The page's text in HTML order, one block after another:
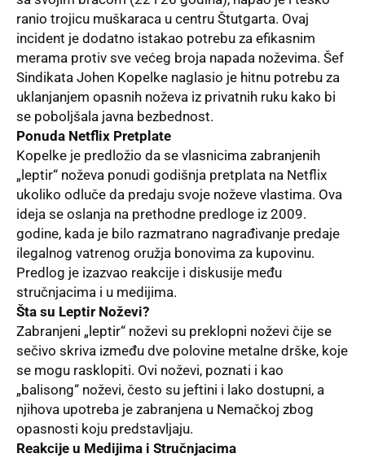
ranio trojicu muškaraca u centru Štutgarta. Ovaj
incident je dodatno istakao potrebu za efikasnim
merama protiv sve većeg broja napada noževima. Šef
Sindikata Johen Kopelke naglasio je hitnu potrebu za
uklanjanjem opasnih noževa iz privatnih ruku kako bi
se poboljšala javna bezbednost.
Ponuda Netflix Pretplate
Kopelke je predložio da se vlasnicima zabranjenih
„leptir“ noževa ponudi godišnja pretplata na Netflix
ukoliko odluče da predaju svoje noževe vlastima. Ova
ideja se oslanja na prethodne predloge iz 2009.
godine, kada je bilo razmatrano nagrađivanje predaje
ilegalnog vatrenog oružja bonovima za kupovinu.
Predlog je izazvao reakcije i diskusije među
stručnjacima i u medijima.
Šta su Leptir Noževi?
Zabranjeni „leptir“ noževi su preklopni noževi čije se
sečivo skriva između dve polovine metalne drške, koje
se mogu rasklopiti. Ovi noževi, poznati i kao
„balisong“ noževi, često su jeftini i lako dostupni, a
njihova upotreba je zabranjena u Nemačkoj zbog
opasnosti koju predstavljaju.
Reakcije u Medijima i Stručnjacima